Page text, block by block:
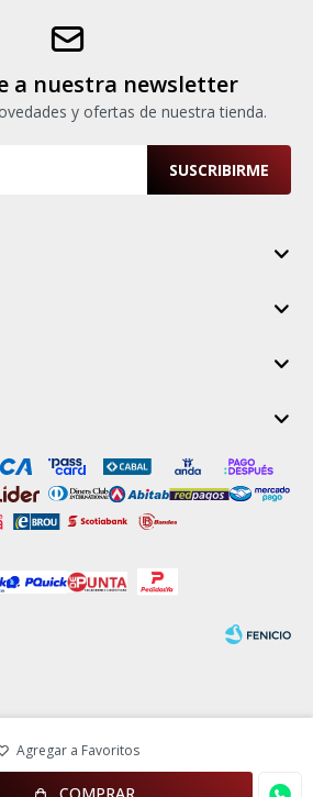
a nuestra newsletter
y ofertas de nuestra tienda.
SUSCRIBIRME
Fenicio